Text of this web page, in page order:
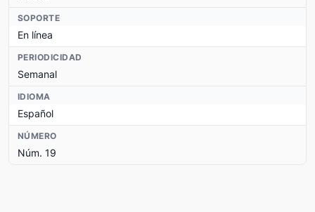
SOPORTE
En línea
PERIODICIDAD
Semanal
IDIOMA
Español
NÚMERO
Núm. 19